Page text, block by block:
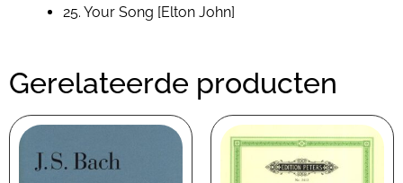
25. Your Song [Elton John]
Gerelateerde producten